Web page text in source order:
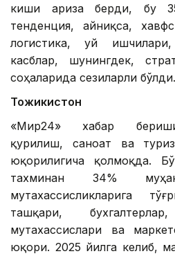
киши ариза берди, бу
тенденция, айниқса,
логистика, уй
касблар, шунингдек,
соҳаларида сезиларли бўлди.
Тожикистон
«Мир24» хабар
қурилиш, саноат ва
юқорилигича қолмоқда.
тахминан 34%
мутахассисликларига
ташқари,
мутахассислари ва
юқори. 2025 йилга келиб,